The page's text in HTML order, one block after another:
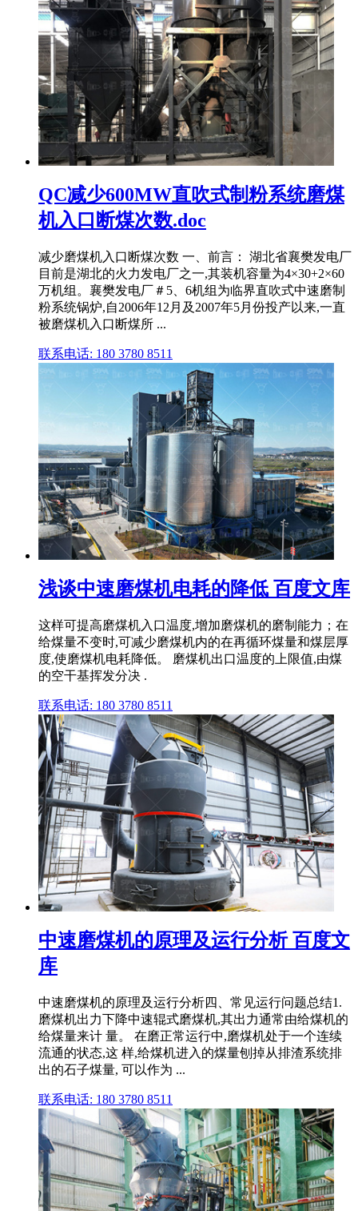
QC减少600MW直吹式制粉系统磨煤
机入口断煤次数.doc
减少磨煤机入口断煤次数 一、前言： 湖北省襄樊发电厂
目前是湖北的火力发电厂之一,其装机容量为4×30+2×60
万机组。襄樊发电厂＃5、6机组为临界直吹式中速磨制
粉系统锅炉,自2006年12月及2007年5月份投产以来,一直
被磨煤机入口断煤所 ...
联系电话: 180 3780 8511
浅谈中速磨煤机电耗的降低 百度文库
这样可提高磨煤机入口温度,增加磨煤机的磨制能力；在
给煤量不变时,可减少磨煤机内的在再循环煤量和煤层厚
度,使磨煤机电耗降低。 磨煤机出口温度的上限值,由煤
的空干基挥发分决 .
联系电话: 180 3780 8511
中速磨煤机的原理及运行分析 百度文
库
中速磨煤机的原理及运行分析四、常见运行问题总结1.
磨煤机出力下降中速辊式磨煤机,其出力通常由给煤机的
给煤量来计 量。 在磨正常运行中,磨煤机处于一个连续
流通的状态,这 样,给煤机进入的煤量刨掉从排渣系统排
出的石子煤量, 可以作为 ...
联系电话: 180 3780 8511